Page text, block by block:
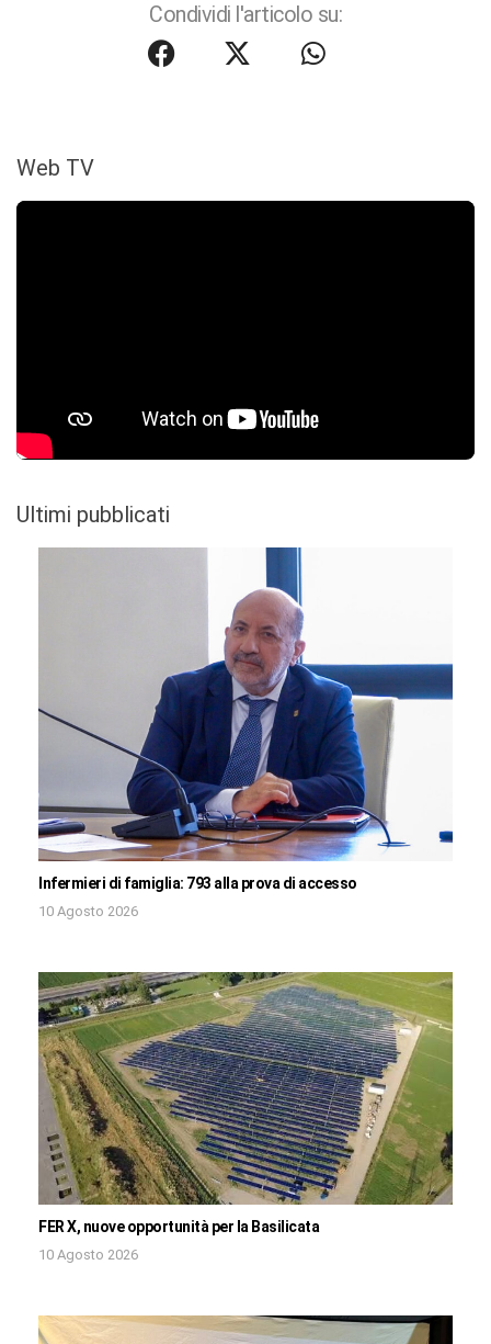
Condividi l'articolo su:
Web TV
Ultimi pubblicati
Infermieri di famiglia: 793 alla prova di accesso
10 Agosto 2026
FER X, nuove opportunità per la Basilicata
10 Agosto 2026